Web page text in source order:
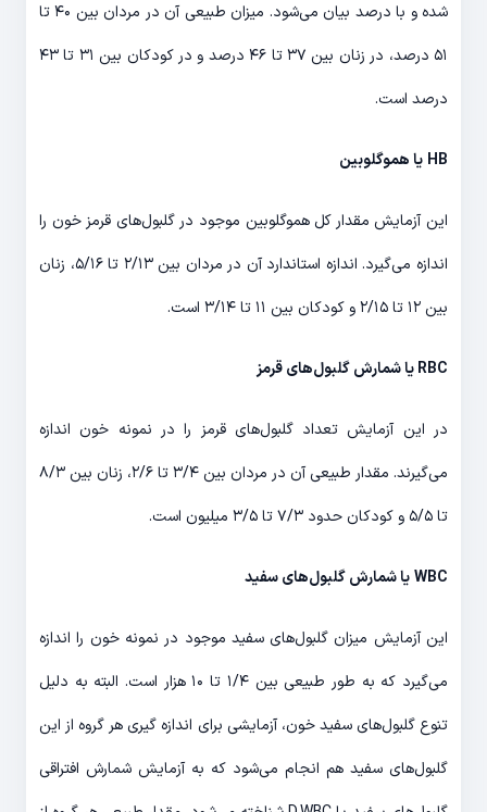
شده و با درصد بیان می‌شود. میزان طبیعی آن در مردان بین ۴۰ تا
۵۱ درصد، در زنان بین ۳۷ تا ۴۶ درصد و در کودکان بین ۳۱ تا ۴۳
درصد است.
HB یا هموگلوبین
این آزمایش مقدار کل هموگلوبین موجود در گلبول‌های قرمز خون را
اندازه می‌گیرد. اندازه استاندارد آن در مردان بین ۲/۱۳ تا ۵/۱۶، زنان
بین ۱۲ تا ۲/۱۵ و کودکان بین ۱۱ تا ۳/۱۴ است.
RBCیا شمارش گلبول‌های قرمز
در این آزمایش تعداد گلبول‌های قرمز را در نمونه خون اندازه
می‌گیرند. مقدار طبیعی آن در مردان بین ۳/۴ تا ۲/۶، زنان بین ۸/۳
تا ۵/۵ و کودکان حدود ۷/۳ تا ۳/۵ میلیون است.
WBCیا شمارش گلبول‌های سفید
این آزمایش میزان گلبول‌های سفید موجود در نمونه خون را اندازه
می‌گیرد که به طور طبیعی بین ۱/۴ تا ۱۰ هزار است. البته به دلیل
تنوع گلبول‌های سفید خون، آزمایشی برای اندازه گیری هر گروه از این
گلبول‌های سفید هم انجام می‌شود که به آزمایش شمارش افتراقی